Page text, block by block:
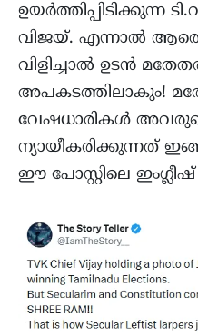
ഉയർത്തിപ്പിടിക്കുന്ന
വിജയ്. എന്നാൽ
വിളിച്ചാൽ ഉടൻ
അപകടത്തിലാകും!
വേഷധാരികൾ
ന്യായീകരിക്കുന്നത്
ഈ പോസ്റ്റിലെ